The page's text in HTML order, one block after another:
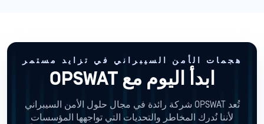
هجمات الأمن السيبراني في تزايد مستمر
ابدأ اليوم مع OPSWAT
تُعد OPSWAT شركة رائدة في مجال حلول الأمن السيبراني
لأننا نُدرك المخاطر والتحديات التي تواجهها المؤسسات